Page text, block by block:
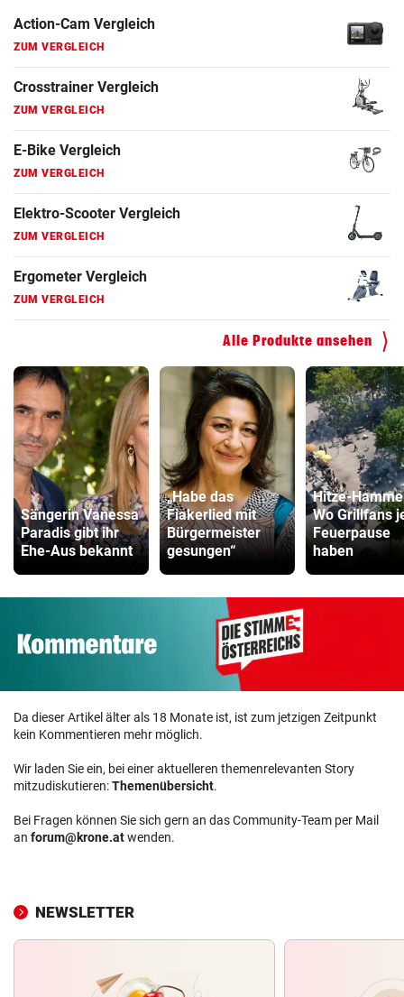
ZUM VERGLEICH
Elektro-Scooter Vergleich
ZUM VERGLEICH
Ergometer Vergleich
ZUM VERGLEICH
Fahrrad Test
ZUM VERGLEICH
Fahrradanhänger Vergleich
ZUM VERGLEICH
Faszienrolle Vergleich
Hoverboard Vergleich
ZUM VERGLEICH
Kinderfahrrad Vergleich
ZUM VERGLEICH
Alle Produkte ansehen
Sängerin Vanessa
Paradis gibt ihr
Ehe-Aus bekannt
„Habe das
Fiakerlied mit
Bürgermeister
gesungen“
Hitze-
Wo Grillfans
Feuerpause
haben
Da dieser Artikel älter als 18 Monate ist, ist zum jetzigen Zeitpunkt
kein Kommentieren mehr möglich.
Wir laden Sie ein, bei einer aktuelleren themenrelevanten Story
mitzudiskutieren:Themenübersicht.
Bei Fragen können Sie sich gern an das Community-Team per Mail
an forum@krone.atwenden.
NEWSLETTER